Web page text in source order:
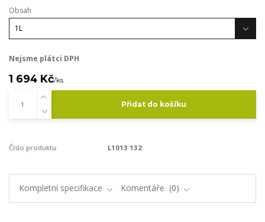
Obsah
Nejsme plátci DPH
1 694 Kč/ks
Přidat do košíku
Číslo produktu: L1013 132
Kompletní specifikace Komentáře 0